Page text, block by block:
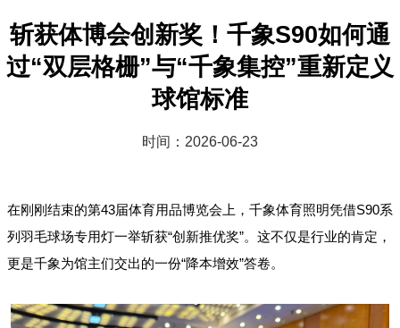
斩获体博会创新奖！千象S90如何通
过“双层格栅”与“千象集控”重新定义
球馆标准
时间：2026-06-23
在刚刚结束的第43届体育用品博览会上，千象体育照明凭借S90系
列羽毛球场专用灯一举斩获“创新推优奖”。这不仅是行业的肯定，
更是千象为馆主们交出的一份“降本增效”答卷。